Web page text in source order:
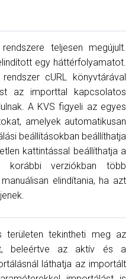
teljesen megújult.
egy háttérfolyamatot.
cURL könyvtárával
az importtal kapcsolatos
A KVS figyeli az egyes
amelyek automatikusan
beállításokban beállíthatja
kattintással beállíthatja a
korábbi verziókban több
elindítania, ha azt
területen tekintheti meg az
beleértve az aktív és a
láthatja az importált